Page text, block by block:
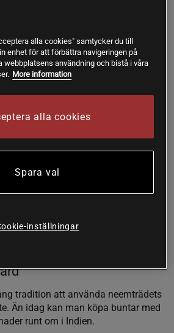
upp varmt vatten och tillsätt cirka 15
även smörja in fötterna med oljan
kan du blanda neemolja med
mandelolja eller kokosolja.
i hårbottnen och ut över
vanligt. Du kan också tillsätta
i ditt schampo eller balsam för att
tradition att använda neemträdets
Än idag kan man köpa buntar med
runt om i Indien.
alla cookies" samtycker du till
enhet för att förbättra navigeringen på
webbplatsens användning och bistå i våra
More information
alla cookies
Spara val
inställningar